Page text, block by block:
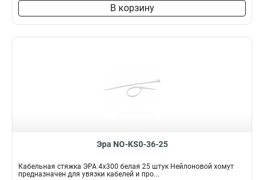
В корзину
Эра NO-KS0-36-25
Кабельная стяжка ЭРА 4x300 белая 25 штук Нейлоновой хомут
предназначен для увязки кабелей и про...